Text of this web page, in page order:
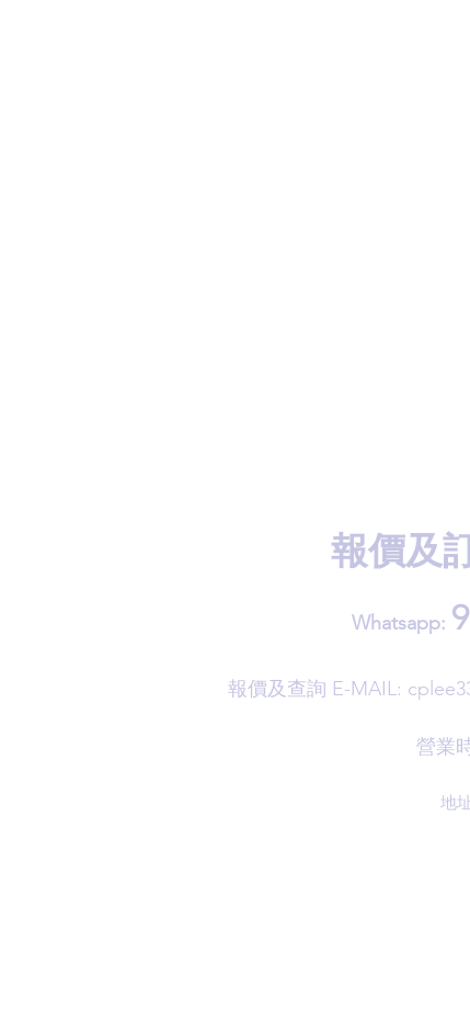
報價及
Whatsapp:
​報價及查詢 E-MAIL:
營業
地